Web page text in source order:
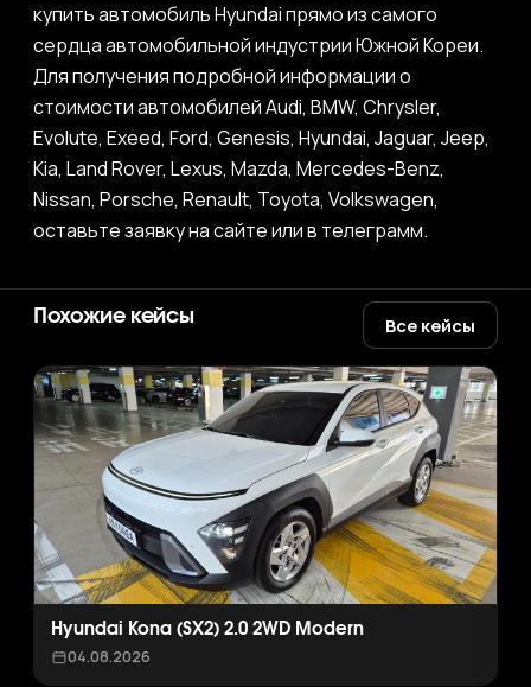
купить автомобиль Hyundai прямо из самого
сердца автомобильной индустрии Южной Кореи.
Для получения подробной информации о
стоимости автомобилей Audi, BMW, Chrysler,
Evolute, Exeed, Ford, Genesis, Hyundai, Jaguar, Jeep,
Kia, Land Rover, Lexus, Mazda, Mercedes-Benz,
Nissan, Porsche, Renault, Toyota, Volkswagen,
оставьте заявку на сайте или в телеграмм.
Похожие кейсы Все кейсы
Hyundai Kona (SX2) 2.0 2WD Modern
04.08.2026